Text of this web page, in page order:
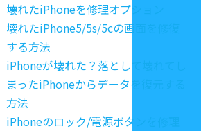
壊れたiPhoneを修理オプション
壊れたiPhone5/5s/5cの画面を修復
する方法
iPhoneが壊れた？落として壊れてし
まったiPhoneからデータを復元する
方法
iPhoneのロック/電源ボタンを修理